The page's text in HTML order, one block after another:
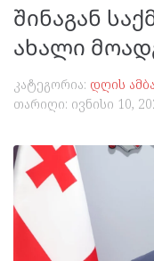
შინაგან
ახალი
კატეგორია: დღის
თარიღი: ივნისი 10,